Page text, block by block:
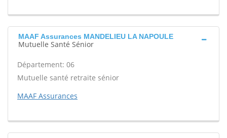
MAAF Assurances MANDELIEU LA NAPOULE
Mutuelle Santé Sénior
Département: 06
Mutuelle santé retraite sénior
MAAF Assurances